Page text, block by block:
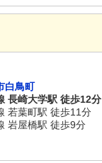
白鳥町
長崎大学駅 徒歩12分
若葉町駅 徒歩11分
岩屋橋駅 徒歩9分